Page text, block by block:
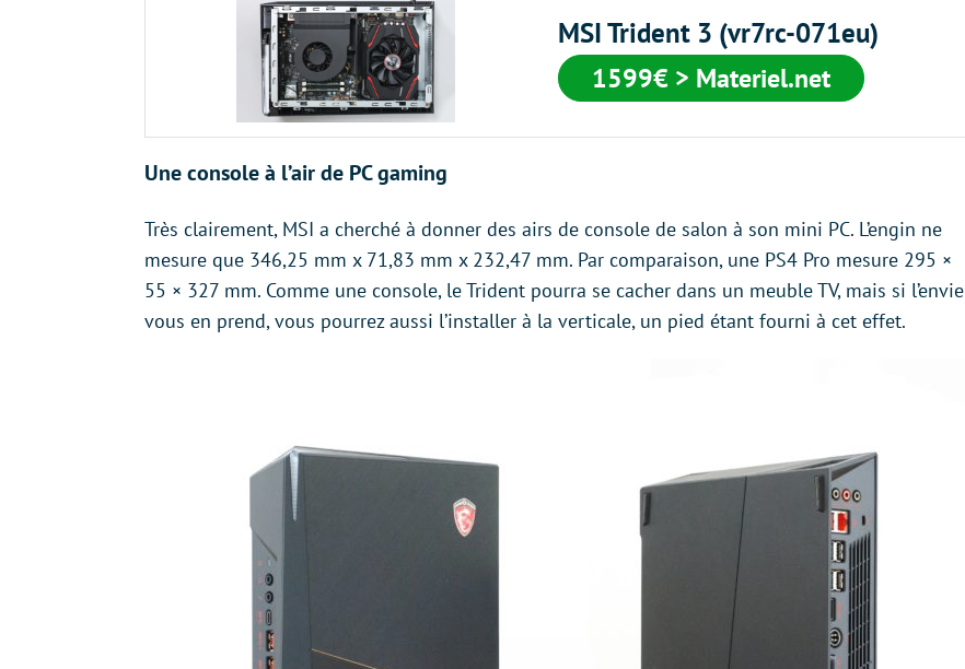
MSI Trident 3 (vr7rc-071eu)
1599€ > Materiel.net
Une console à l’air de PC gaming
Très clairement, MSI a cherché à donner des airs de console de salon à son mini PC. L’engin ne
mesure que 346,25 mm x 71,83 mm x 232,47 mm. Par comparaison, une PS4 Pro mesure 295 ×
55 × 327 mm. Comme une console, le Trident pourra se cacher dans un meuble TV, mais si l’envie
vous en prend, vous pourrez aussi l’installer à la verticale, un pied étant fourni à cet effet.